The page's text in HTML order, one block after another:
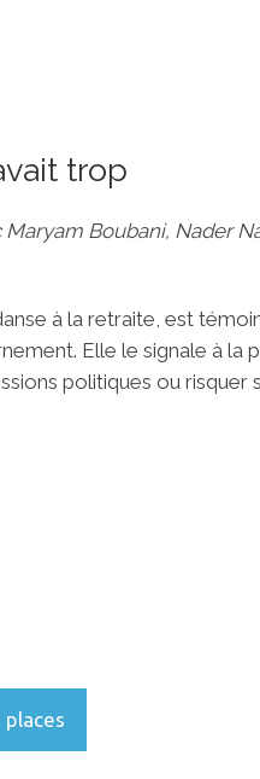
trop
Boubani, Nader
à la retraite, est
Elle le signale à la
politiques ou